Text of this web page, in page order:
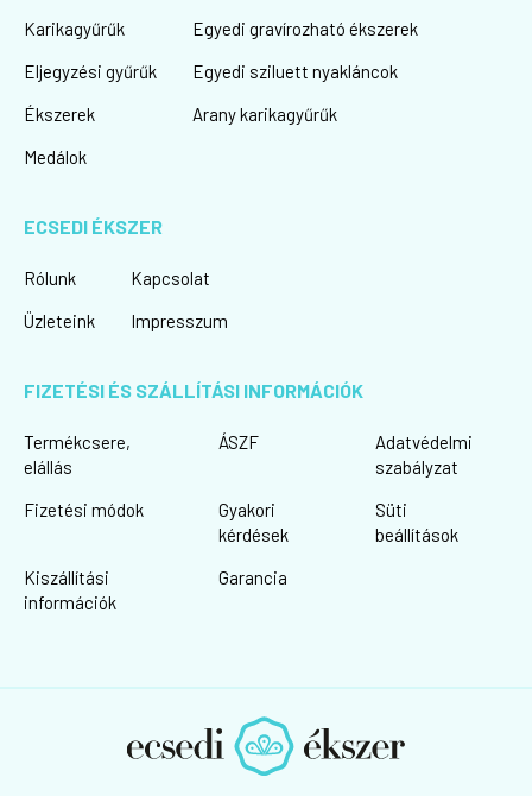
Karikagyűrűk
Eljegyzési gyűrűk
Ékszerek
Medálok
Egyedi gravírozható ékszerek
Egyedi sziluett nyakláncok
Arany karikagyűrűk
ECSEDI ÉKSZER
Rólunk
Üzleteink
Kapcsolat
Impresszum
FIZETÉSI ÉS SZÁLLÍTÁSI INFORMÁCIÓK
Termékcsere,
elállás
Fizetési módok
Kiszállítási
információk
ÁSZF
Gyakori
kérdések
Garancia
Adatvédelmi
szabályzat
Süti
beállítások